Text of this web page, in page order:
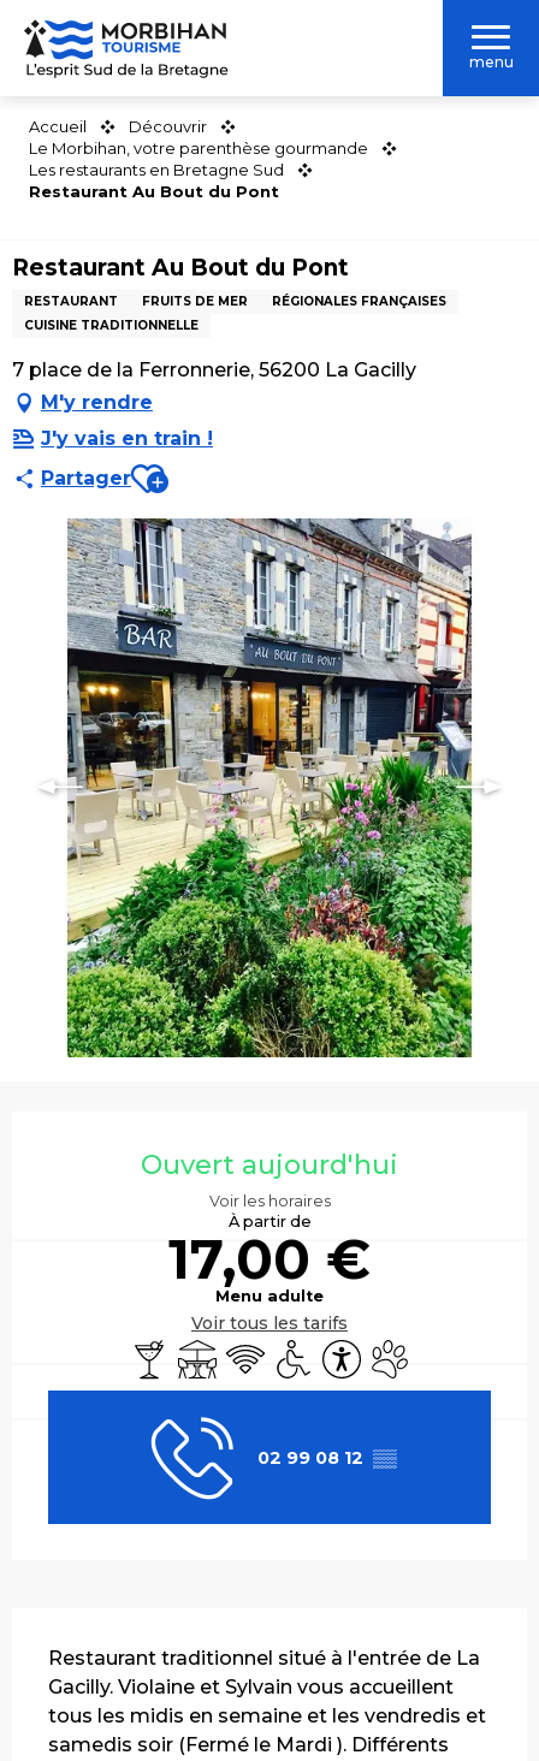
Aller
contenu
menu
Accueil
Découvrir
Le Morbihan, votre parenthèse gourmande
Les restaurants en Bretagne Sud
Restaurant Au Bout du Pont
Restaurant Au Bout du Pont
RESTAURANT FRUITS DE MER
RÉGIONALES FRANÇAISES
CUISINE TRADITIONNELLE
7 place de la Ferronnerie, 56200 La Gacilly
M'y rendre
J'y vais en train !
PartagerAjouter aux favoris
Ouvert aujourd'hui
Voir les horaires
À partir de
17,00 €
Menu adulte
Voir tous les tarifs
Bar / Buvette
Terrasse
WiFi Accès handicapés
Accessibilité
Animaux
02 99 08 12 ▒▒
Restaurant traditionnel situé à l'entrée de La
Gacilly. Violaine et Sylvain vous accueillent
tous les midis en semaine et les vendredis et
samedis soir (Fermé le Mardi ). Différents